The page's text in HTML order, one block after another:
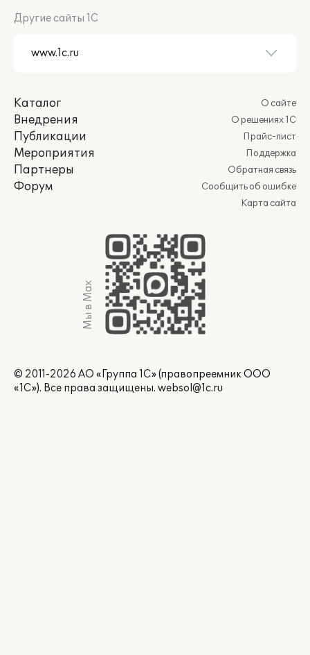
Другие сайты 1С
Каталог
Внедрения
Публикации
Мероприятия
Партнеры
Форум
О сайте
О решениях 1С
Прайс-лист
Поддержка
Обратная связь
Сообщить об ошибке
Карта сайта
Мы в Max
© 2011-2026 АО «Группа 1С» (правопреемник ООО
«1С»). Все права защищены. websol@1c.ru